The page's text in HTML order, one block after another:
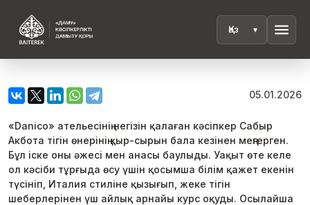
menu
05.01.2026
«Danico» ательесінің негізін қалаған кәсіпкер Сабыр
Акбота тігін өнерінің қыр-сырын бала кезінен меңгерген.
Бұл іске оны әжесі мен анасы баулыды. Уақыт өте келе
ол кәсіби тұрғыда өсу үшін қосымша білім қажет екенін
түсініп, Италия стиліне қызығып, жеке тігін
шеберлерінен үш айлық арнайы курс оқуды. Осылайша